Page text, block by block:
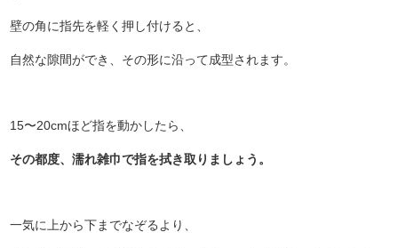
壁の角に指先を軽く押し付けると、
自然な隙間ができ、その形に沿って成型されます。
15〜20cmほど指を動かしたら、
その都度、濡れ雑巾で指を拭き取りましょう。
一気に上から下までなぞるより、